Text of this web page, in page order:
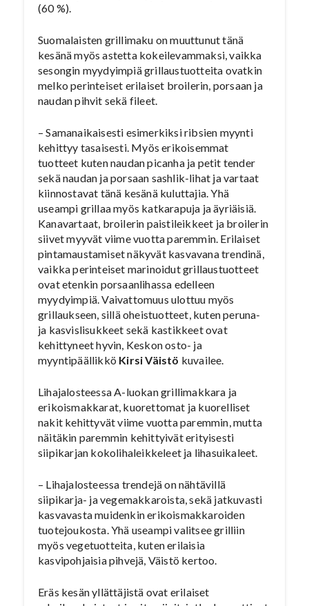
(60 %).
Suomalaisten grillimaku on muuttunut tänä
kesänä myös astetta kokeilevammaksi, vaikka
sesongin myydyimpiä grillaustuotteita ovatkin
melko perinteiset erilaiset broilerin, porsaan ja
naudan pihvit sekä fileet.
– Samanaikaisesti esimerkiksi ribsien myynti
kehittyy tasaisesti. Myös erikoisemmat
tuotteet kuten naudan picanha ja petit tender
sekä naudan ja porsaan sashlik-lihat ja vartaat
kiinnostavat tänä kesänä kuluttajia. Yhä
useampi grillaa myös katkarapuja ja äyriäisiä.
Kanavartaat, broilerin paistileikkeet ja broilerin
siivet myyvät viime vuotta paremmin. Erilaiset
pintamaustamiset näkyvät kasvavana trendinä,
vaikka perinteiset marinoidut grillaustuotteet
ovat etenkin porsaanlihassa edelleen
myydyimpiä. Vaivattomuus ulottuu myös
grillaukseen, sillä oheistuotteet, kuten peruna-
ja kasvislisukkeet sekä kastikkeet ovat
kehittyneet hyvin, Keskon osto- ja
myyntipäällikkö Kirsi Väistö kuvailee.
Lihajalosteessa A-luokan grillimakkara ja
erikoismakkarat, kuorettomat ja kuorelliset
nakit kehittyvät viime vuotta paremmin, mutta
näitäkin paremmin kehittyivät erityisesti
siipikarjan kokolihaleikkeleet ja lihasuikaleet.
– Lihajalosteessa trendejä on nähtävillä
siipikarja- ja vegemakkaroista, sekä jatkuvasti
kasvavasta muidenkin erikoismakkaroiden
tuotejoukosta. Yhä useampi valitsee grilliin
myös vegetuotteita, kuten erilaisia
kasvipohjaisia pihvejä, Väistö kertoo.
Eräs kesän yllättäjistä ovat erilaiset